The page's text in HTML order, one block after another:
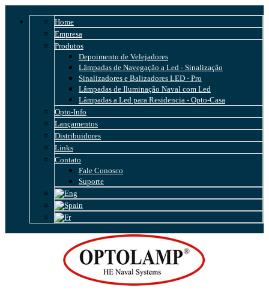
Home
Empresa
Produtos
Depoimento de Velejadores
Lâmpadas de Navegação a Led - Sinalização
Sinalizadores e Balizadores LED - Pro
Lâmpadas de Iluminação Naval com Led
Lâmpadas a Led para Residencia - Opto-Casa
Opto-Info
Lançamentos
Distribuidores
Links
Contato
Fale Conosco
Suporte